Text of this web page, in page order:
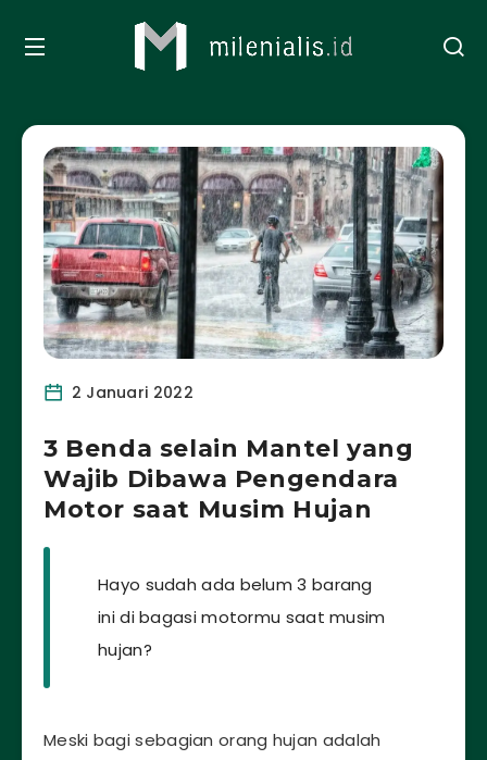
2 Januari 2022
3 Benda selain Mantel yang
Wajib Dibawa Pengendara
Motor saat Musim Hujan
Hayo sudah ada belum 3 barang
ini di bagasi motormu saat musim
hujan?
Meski bagi sebagian orang hujan adalah